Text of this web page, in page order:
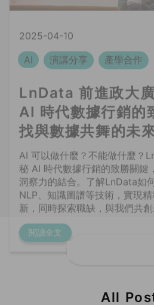
AI 時代數據行銷的
找與數據共舞的未來
AI 可以做什麼？不能做什麼？
秘 AI 時代數據行銷的致勝關鍵
洞察力的結合。了解LnData如
NLP、知識圖譜等技術，實現
新，同時探索職缺，與我們共
閱讀全文
All